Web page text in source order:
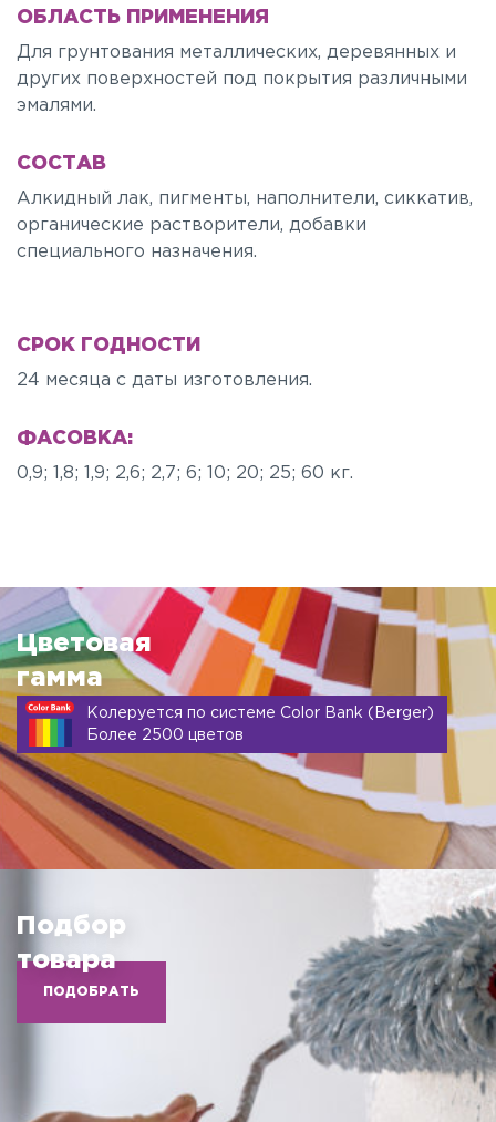
ОБЛАСТЬ ПРИМЕНЕНИЯ
Для грунтования металлических, деревянных и
других поверхностей под покрытия различными
эмалями.
СОСТАВ
Алкидный лак, пигменты, наполнители, сиккатив,
органические растворители, добавки
специального назначения.
СРОК ГОДНОСТИ
24 месяца с даты изготовления.
ФАСОВКА:
0,9; 1,8; 1,9; 2,6; 2,7; 6; 10; 20; 25; 60 кг.
Цветовая
гамма
Колеруется по системе Color Bank (Berger)
Более 2500 цветов
Подбор
товара
ПОДОБРАТЬ